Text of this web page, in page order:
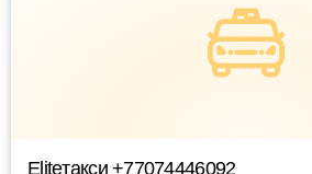
Eliteтакси +77074446092